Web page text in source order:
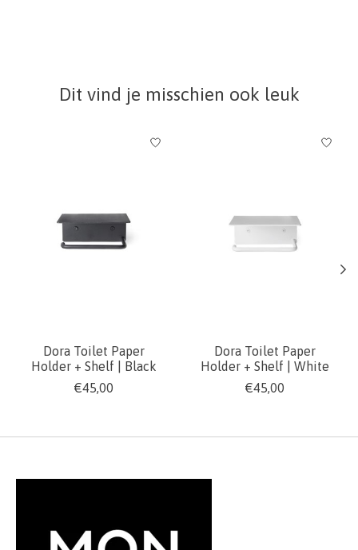
Dit vind je misschien ook leuk
Items van productcarrousel
Dora Toilet Paper
Holder + Shelf | Black
€45,00
Dora Toilet Paper
Holder + Shelf | White
€45,00